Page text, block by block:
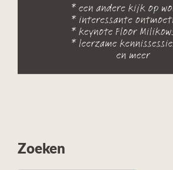
Zoeken